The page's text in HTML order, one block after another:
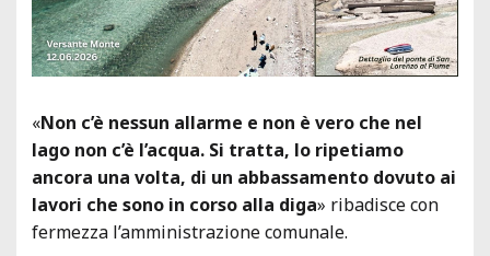
«Non c’è nessun allarme e non è vero che nel
lago non c’è l’acqua. Si tratta, lo ripetiamo
ancora una volta, di un abbassamento dovuto ai
lavori che sono in corso alla diga» ribadisce con
fermezza l’amministrazione comunale.